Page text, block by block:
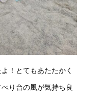
！とてもあたたかく
り台の風が気持ち良